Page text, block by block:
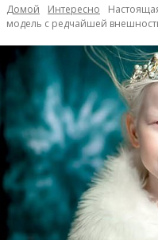
Домой Интересно
модель с редчайшей